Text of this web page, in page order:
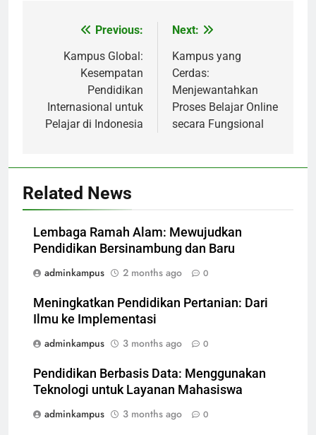
navigation
Previous:
Kampus Global:
Kesempatan
Pendidikan
Internasional untuk
Pelajar di Indonesia
Next:
Kampus yang
Cerdas:
Menjewantahkan
Proses Belajar Online
secara Fungsional
Related News
Lembaga Ramah Alam: Mewujudkan
Pendidikan Bersinambung dan Baru
adminkampus
2 months ago 0
Meningkatkan Pendidikan Pertanian: Dari
Ilmu ke Implementasi
adminkampus
3 months ago 0
Pendidikan Berbasis Data: Menggunakan
Teknologi untuk Layanan Mahasiswa
adminkampus
3 months ago 0